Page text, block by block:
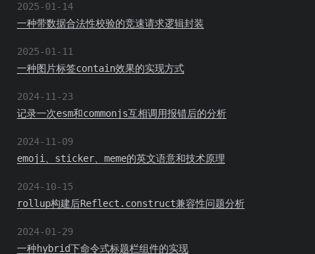
2025-01-14
一种带数据合法性校验的竞速请求逻辑封装
2025-01-11
一种图片标签contain效果的实现方式
2024-11-23
记录一次esm和commonjs互相调用报错后的分析
2024-11-09
emoji、sticker、meme的英文语意和技术原理
2024-10-15
rollup构建后Reflect.construct兼容性问题分析
2024-01-29
一种hybrid下命令式标题栏组件的实现